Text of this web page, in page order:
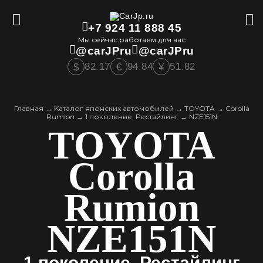
+7 924 11 888 45
Мы сейчас работаем для вас
@carJPru @carJPru
$ 82.17 € 94.84 ¥ 51.82
Главная → Kаталог японских автомобилей → TOYOTA→ Corolla
Rumion → 1 поколение, Рестайлинг→ NZE151N
TOYOTA
Corolla
Rumion
NZE151N